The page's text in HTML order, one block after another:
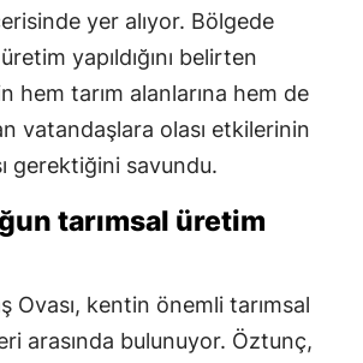
yer alıyor. Bölgede
yapıldığını belirten
hem tarım alanlarına hem de
vatandaşlara olası etkilerinin
gerektiğini savundu.
tarımsal üretim
Ovası, kentin önemli tarımsal
arasında bulunuyor. Öztunç,